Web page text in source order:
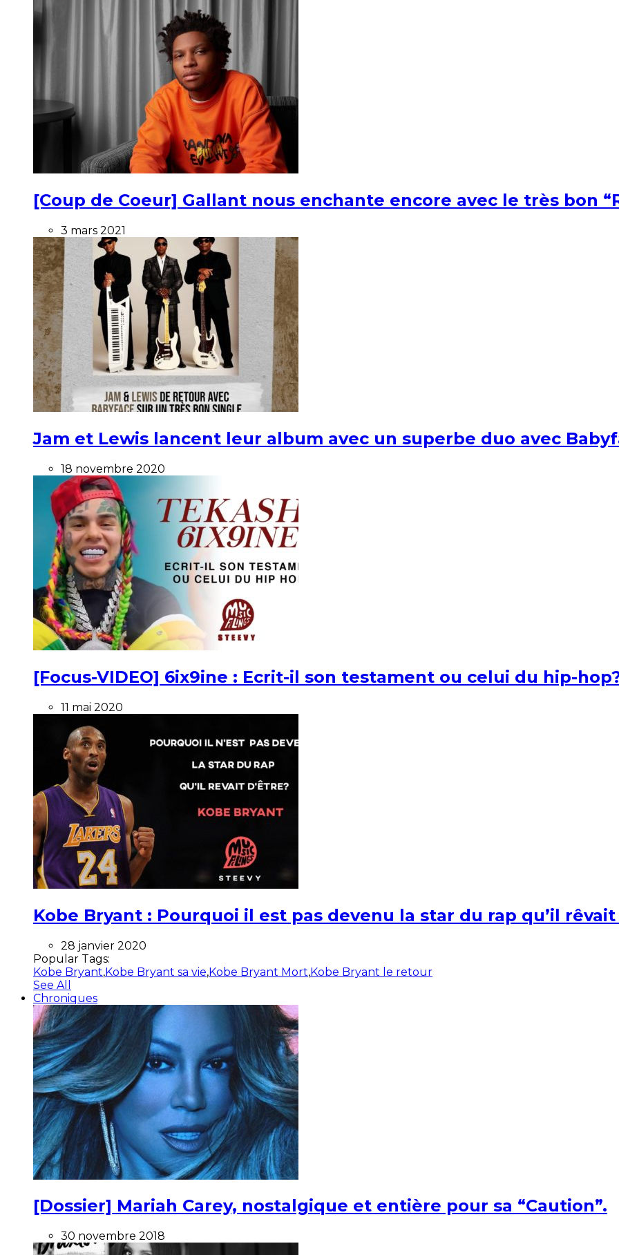
[Coup de Coeur] Gallant nous enchante encore avec le très bon
3 mars 2021
Jam et Lewis lancent leur album avec un superbe duo avec
18 novembre 2020
[Focus-VIDEO] 6ix9ine : Ecrit-il son testament ou celui du hip-
11 mai 2020
Kobe Bryant : Pourquoi il est pas devenu la star du rap qu’il rêvait
28 janvier 2020
Popular Tags:
Kobe Bryant,Kobe Bryant sa vie,Kobe Bryant Mort,Kobe Bryant le retour
See All
Chroniques
[Dossier] Mariah Carey, nostalgique et entière pour sa “Caution”.
30 novembre 2018